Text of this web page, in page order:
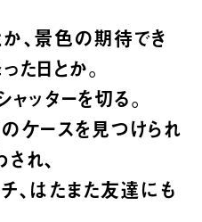
、景色の期待でき
た日とか。
ッターを切る。
ケースを見つけられ
れ、
、はたまた友達にも